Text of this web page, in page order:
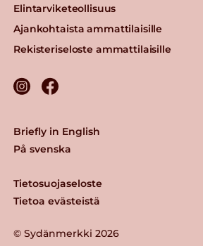
Elintarviketeollisuus
Ajankohtaista ammattilaisille
Rekisteriseloste ammattilaisille
© Sydänmerkki 2026
Tietosuojaseloste
Tietoa evästeistä
Briefly in English
På svenska